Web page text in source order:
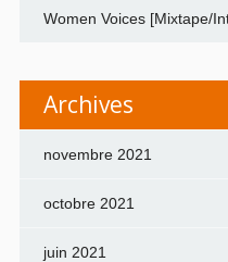
Women Voices [Mixtape/
Archives
novembre 2021
octobre 2021
juin 2021